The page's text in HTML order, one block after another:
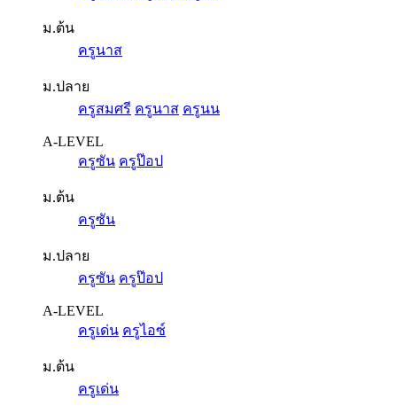
ม.ต้น
ครูนาส
ม.ปลาย
ครูสมศรี ครูนาส ครูนน
A-LEVEL
ครูซัน ครูป๊อป
ม.ต้น
ครูซัน
ม.ปลาย
ครูซัน ครูป๊อป
A-LEVEL
ครูเด่น ครูไอซ์
ม.ต้น
ครูเด่น